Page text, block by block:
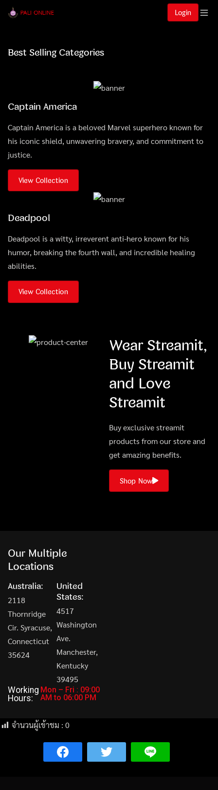
Login
Best Selling Categories
Captain America
Captain America is a beloved Marvel superhero known for
his iconic shield, unwavering bravery, and commitment to
justice.
View Collection
Deadpool
Deadpool is a witty, irreverent anti-hero known for his
humor, breaking the fourth wall, and incredible healing
abilities.
View Collection
Wear Streamit,
Buy Streamit
and Love
Streamit
Buy exclusive streamit
products from our store and
get amazing benefits.
Shop Now
Our Multiple
Locations
Australia:
2118
Thornridge
Cir. Syracuse,
Connecticut
35624
United
States:
4517
Washington
Ave.
Manchester,
Kentucky
39495
Working
Hours:
Mon – Fri : 09:00
AM to 06:00 PM
จำนวนผู้เข้าชม : 0